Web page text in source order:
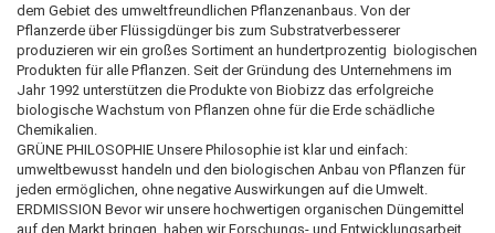
dem Gebiet des umweltfreundlichen Pflanzenanbaus. Von der
Pflanzerde über Flüssigdünger bis zum Substratverbesserer
produzieren wir ein großes Sortiment an hundertprozentig biologischen
Produkten für alle Pflanzen. Seit der Gründung des Unternehmens im
Jahr 1992 unterstützen die Produkte von Biobizz das erfolgreiche
biologische Wachstum von Pflanzen ohne für die Erde schädliche
Chemikalien.
GRÜNE PHILOSOPHIE Unsere Philosophie ist klar und einfach:
umweltbewusst handeln und den biologischen Anbau von Pflanzen für
jeden ermöglichen, ohne negative Auswirkungen auf die Umwelt.
ERDMISSION Bevor wir unsere hochwertigen organischen Düngemittel
auf den Markt bringen, haben wir Forschungs- und Entwicklungsarbeit